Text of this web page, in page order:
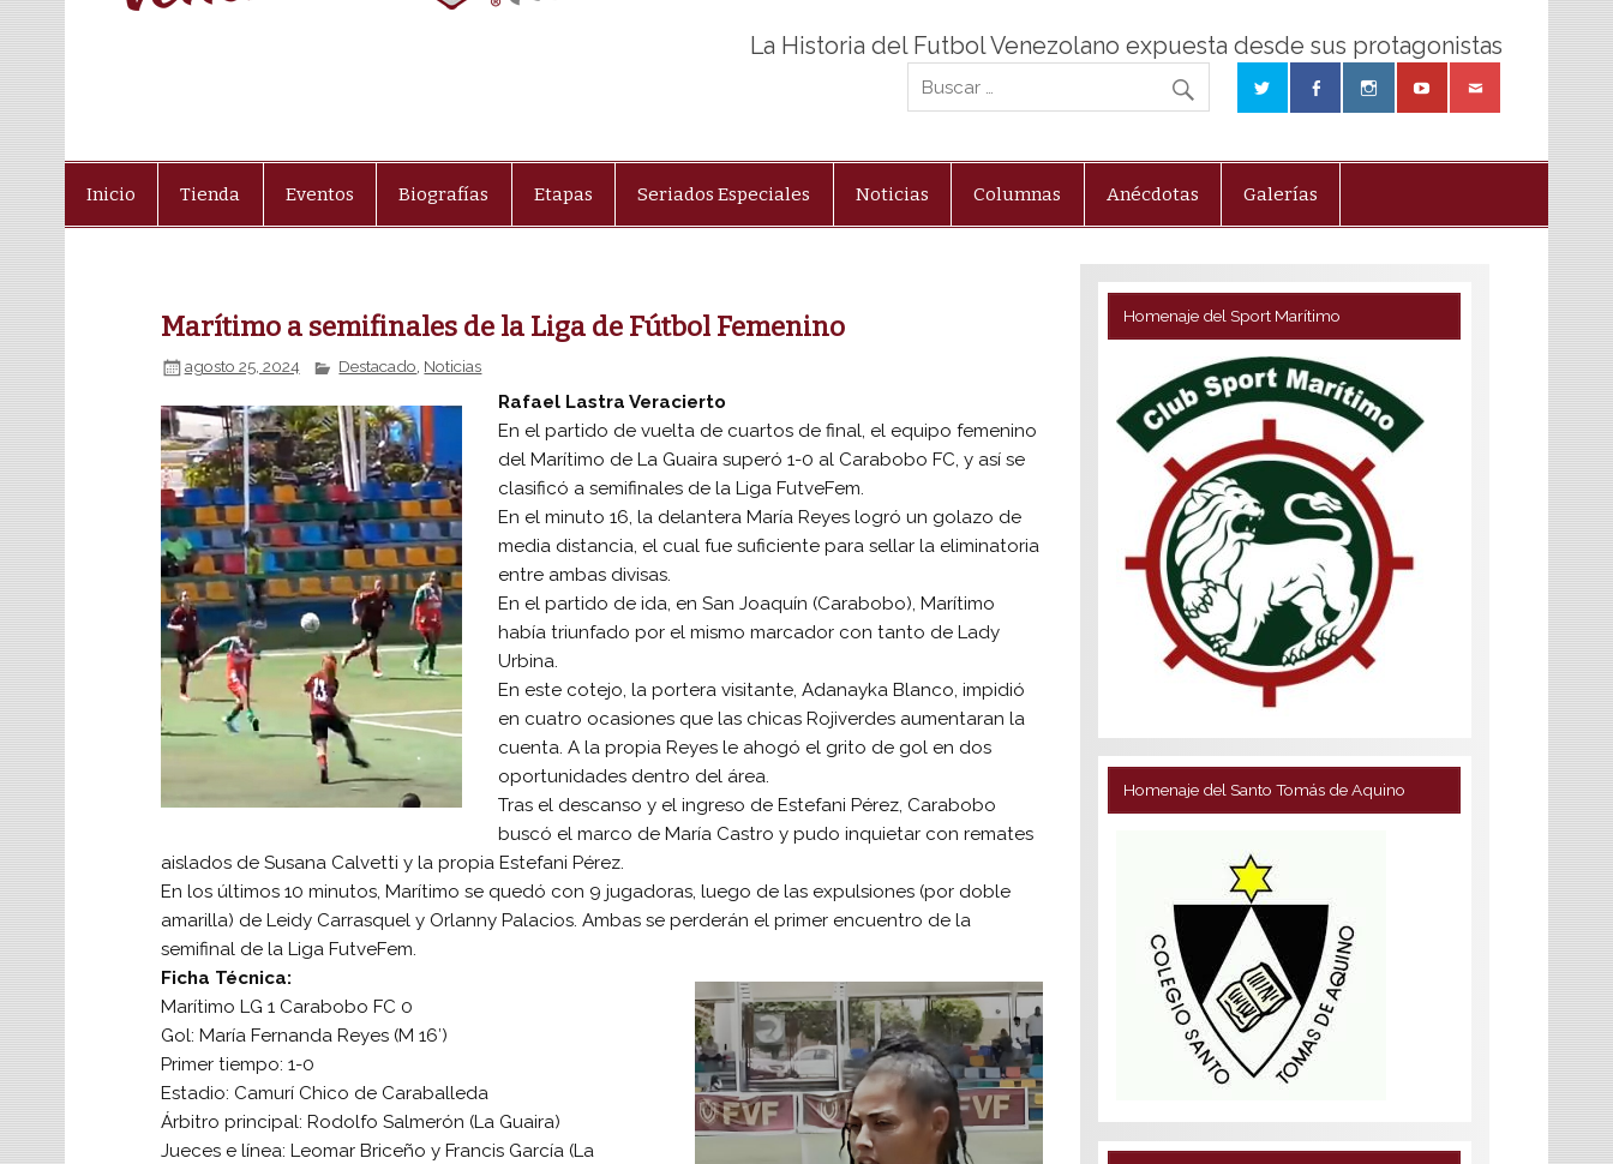
La Historia del Futbol Venezolano expuesta desde sus protagonistas
Inicio Tienda Eventos Biografías Etapas Seriados Especiales Noticias Columnas Anécdotas Galerías
Marítimo a semifinales de la Liga de Fútbol Femenino
agosto 25, 2024 Destacado, Noticias
Rafael Lastra Veracierto
En el partido de vuelta de cuartos de final, el equipo femenino
del Marítimo de La Guaira superó 1-0 al Carabobo FC, y así se
clasificó a semifinales de la Liga FutveFem.
En el minuto 16, la delantera María Reyes logró un golazo de
media distancia, el cual fue suficiente para sellar la eliminatoria
entre ambas divisas.
En el partido de ida, en San Joaquín (Carabobo), Marítimo
había triunfado por el mismo marcador con tanto de Lady
Urbina.
En este cotejo, la portera visitante, Adanayka Blanco, impidió
en cuatro ocasiones que las chicas Rojiverdes aumentaran la
cuenta. A la propia Reyes le ahogó el grito de gol en dos
oportunidades dentro del área.
Tras el descanso y el ingreso de Estefani Pérez, Carabobo
buscó el marco de María Castro y pudo inquietar con remates
aislados de Susana Calvetti y la propia Estefani Pérez.
En los últimos 10 minutos, Marítimo se quedó con 9 jugadoras, luego de las expulsiones (por doble
amarilla) de Leidy Carrasquel y Orlanny Palacios. Ambas se perderán el primer encuentro de la
semifinal de la Liga FutveFem.
Ficha Técnica:
Marítimo LG 1 Carabobo FC 0
Gol: María Fernanda Reyes (M 16′)
Primer tiempo: 1-0
Estadio: Camurí Chico de Caraballeda
Árbitro principal: Rodolfo Salmerón (La Guaira)
Jueces e línea: Leomar Briceño y Francis García (La
Homenaje del Sport Marítimo
Homenaje del Santo Tomás de Aquino